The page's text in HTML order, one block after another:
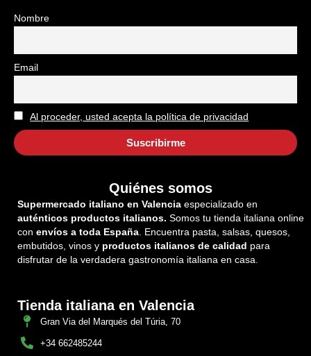
Nombre
Email
Al proceder, usted acepta la política de privacidad
Quiénes somos
Supermercado italiano en Valencia especializado en
auténticos productos italianos. Somos tu tienda italiana online
con envíos a toda España. Encuentra pasta, salsas, quesos,
embutidos, vinos y productos italianos de calidad para
disfrutar de la verdadera gastronomía italiana en casa.
Tienda italiana en Valencia
Gran Via del Marqués del Túria, 70
+34 662485244